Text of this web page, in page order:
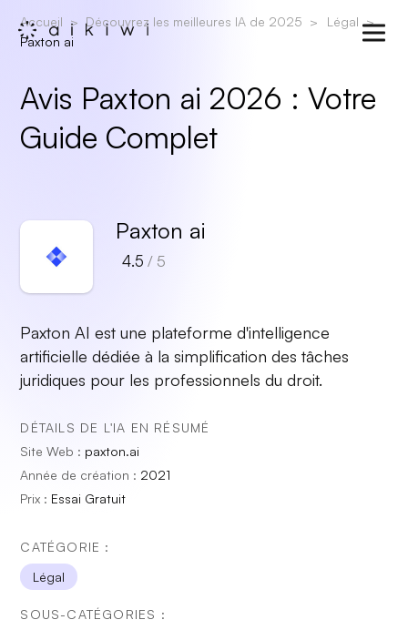
Accueil Découvrez les meilleures IA de 2025
Légal
Paxton ai
Avis Paxton ai 2026 : Votre
Guide Complet
Paxton ai
4.5 / 5
Paxton AI est une plateforme d'intelligence
artificielle dédiée à la simplification des tâches
juridiques pour les professionnels du droit.
DÉTAILS DE L'IA EN RÉSUMÉ
Site Web : paxton.ai
Année de création : 2021
Prix : Essai Gratuit
CATÉGORIE :
Légal
SOUS-CATÉGORIES :